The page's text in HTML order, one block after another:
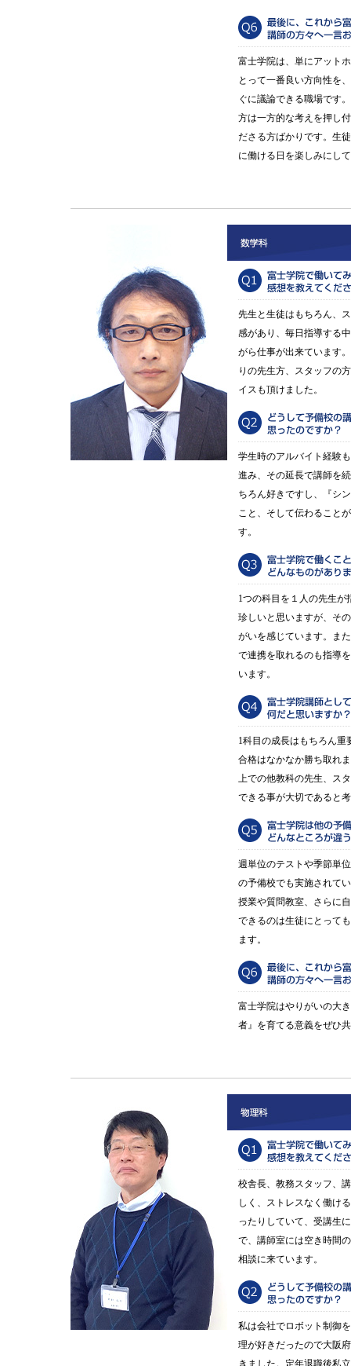
富士学院は、単にアット
とって一番良い方向性を
ぐに議論できる職場です
方は一方的な考えを押し
ださる方ばかりです。生
に働ける日を楽しみにし
先生と生徒はもちろん、
感があり、毎日指導する
がら仕事が出来ています
りの先生方、スタッフの
イスも頂けました。
学生時のアルバイト経験
進み、その延長で講師を
ちろん好きですし、『シ
こと、そして伝わること
す。
1つの科目を１人の先生
珍しいと思いますが、そ
がいを感じています。ま
で連携を取れるのも指導
います。
1科目の成長はもちろん
合格はなかなか勝ち取れ
上での他教科の先生、ス
できる事が大切であると
週単位のテストや季節単
の予備校でも実施されて
授業や質問教室、さらに
できるのは生徒にとって
ます。
富士学院はやりがいの大
者』を育てる意義をぜひ
校舎長、教務スタッフ、
しく、ストレスなく働け
ったりしていて、受講生
で、講師室には空き時間
相談に来ています。
私は会社でロボット制御
理が好きだったので大阪
きました。定年退職後私